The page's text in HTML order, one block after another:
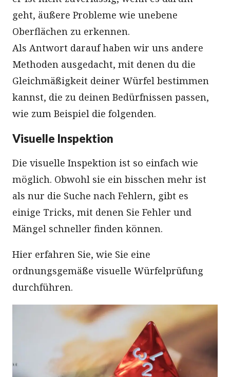
geht, äußere Probleme wie unebene
Oberflächen zu erkennen.
Als Antwort darauf haben wir uns andere
Methoden ausgedacht, mit denen du die
Gleichmäßigkeit deiner Würfel bestimmen
kannst, die zu deinen Bedürfnissen passen,
wie zum Beispiel die folgenden.
Visuelle Inspektion
Die visuelle Inspektion ist so einfach wie
möglich. Obwohl sie ein bisschen mehr ist
als nur die Suche nach Fehlern, gibt es
einige Tricks, mit denen Sie Fehler und
Mängel schneller finden können.
Hier erfahren Sie, wie Sie eine
ordnungsgemäße visuelle Würfelprüfung
durchführen.